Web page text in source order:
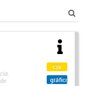
csv
gráfico